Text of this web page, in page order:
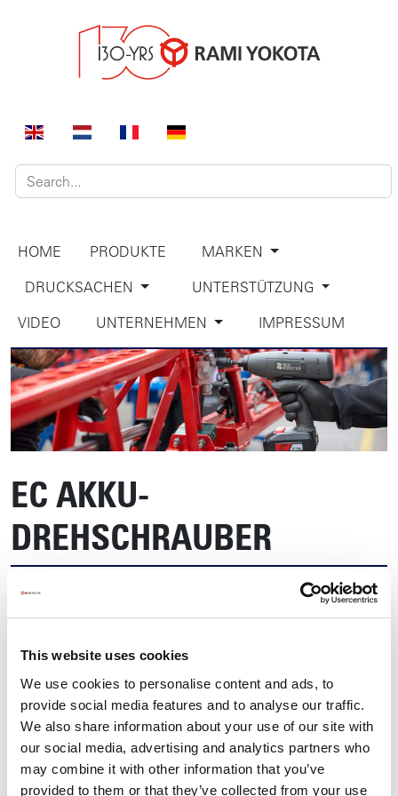
This website uses cookies
We use cookies to personalise content and ads, to
provide social media features and to analyse our traffic.
We also share information about your use of our site with
our social media, advertising and analytics partners who
may combine it with other information that you’ve
provided to them or that they’ve collected from your use
HOME PRODUKTE
MARKEN
DRUCKSACHEN
UNTERSTÜTZUNG
VIDEO
UNTERNEHMEN IMPRESSUM
EC AKKU-
DREHSCHRAUBER